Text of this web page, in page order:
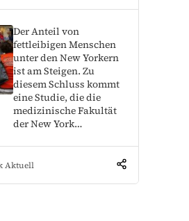
Der Anteil von
fettleibigen Menschen
unter den New Yorkern
ist am Steigen. Zu
diesem Schluss kommt
eine Studie, die die
medizinische Fakultät
der New York…
Aktuell